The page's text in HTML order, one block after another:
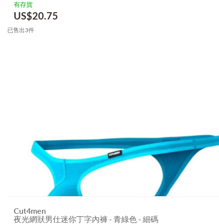
有存貨
US$20.75
已售出3件
Cut4men
夜光網狀男仕迷你丁字內褲 - 青綠色 - 細碼